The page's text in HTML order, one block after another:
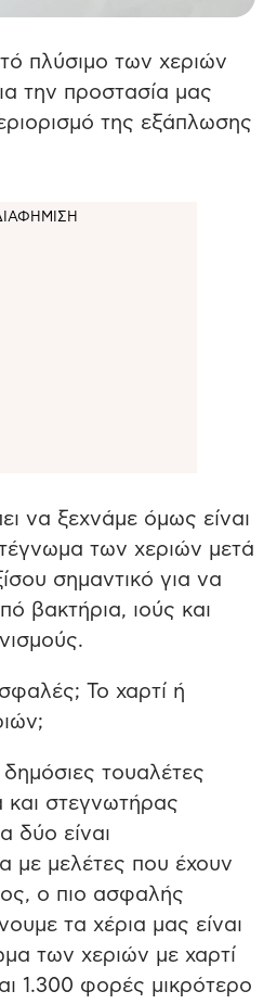
πλύσιμο των χεριών
την προστασία μας
της εξάπλωσης
να ξεχνάμε όμως είναι
των χεριών μετά
σημαντικό για να
βακτήρια, ιούς και
Το χαρτί ή
τουαλέτες
και στεγνωτήρας
δύο είναι
με μελέτες που έχουν
ο πιο ασφαλής
τα χέρια μας είναι
των χεριών με χαρτί
1.300 φορές μικρότερο